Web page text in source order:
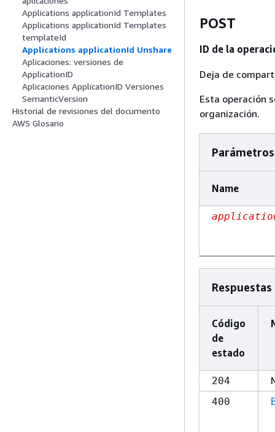
Applications applicationId Templates
Applications applicationId Templates
templateId
Applications applicationId Unshare
Aplicaciones: versiones de
ApplicationID
Aplicaciones ApplicationID Versiones
SemanticVersion
Historial de revisiones del documento
AWS Glosario
POST
ID de la
Deja de
Esta operación
organización.
Name
Respuestas
Código
de
estado
204
400